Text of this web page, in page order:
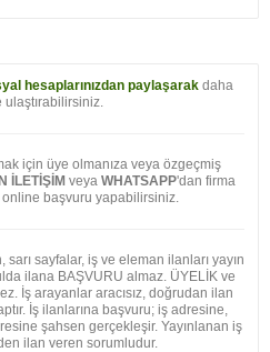
hesaplarınızdan paylaşarak daha
ulaştırabilirsiniz.
için üye olmanıza veya özgeçmiş
İLETİŞİM veya WHATSAPP'dan firma
başvuru yapabilirsiniz.
sayfalar, iş ve eleman ilanları yayın
ilana BAŞVURU almaz. ÜYELİK ve
İş arayanlar aracısız, doğrudan ilan
İş ilanlarına başvuru; iş adresine,
şahsen gerçekleşir. Yayınlanan iş
ilan veren sorumludur.